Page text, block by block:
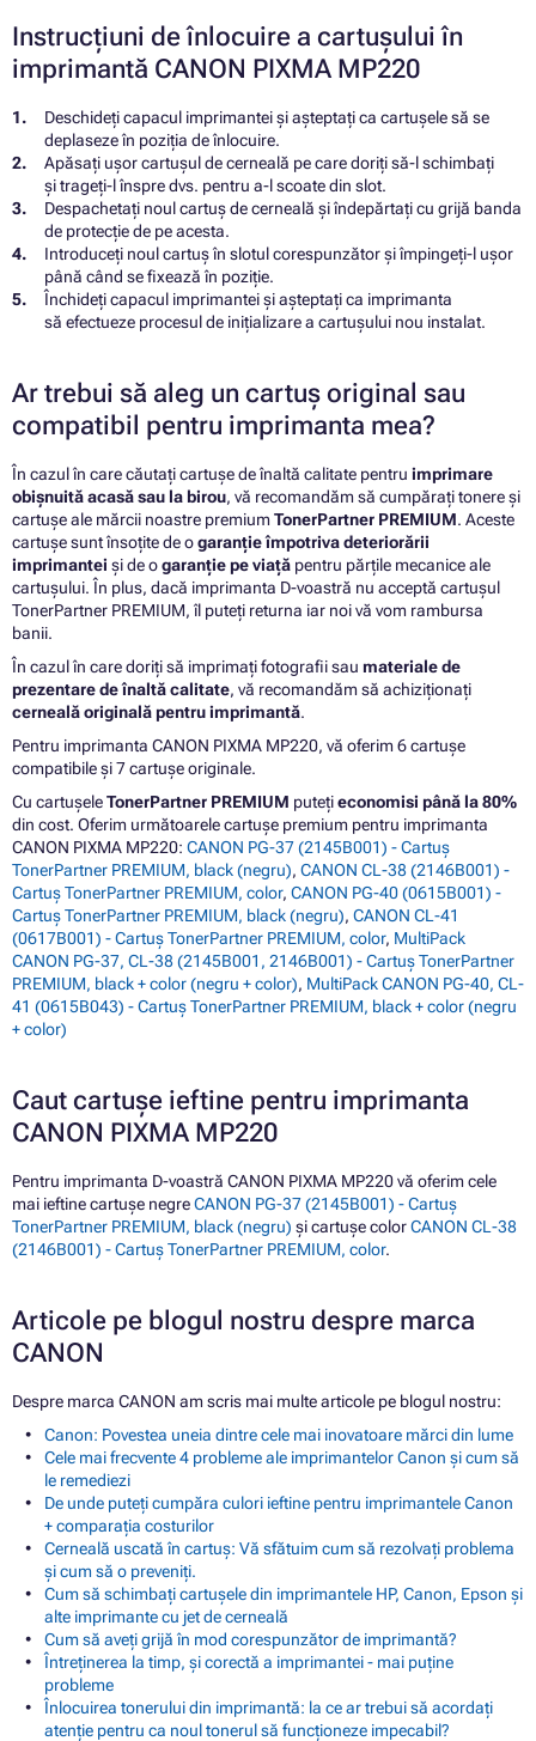
Instrucțiuni de înlocuire a cartușului în
imprimantă CANON PIXMA MP220
Deschideți capacul imprimantei și așteptați ca cartușele să se
deplaseze în poziția de înlocuire.
Apăsați ușor cartușul de cerneală pe care doriți să-l schimbați
și trageți-l înspre dvs. pentru a-l scoate din slot.
Despachetați noul cartuș de cerneală și îndepărtați cu grijă banda
de protecție de pe acesta.
Introduceți noul cartuș în slotul corespunzător și împingeți-l ușor
până când se fixează în poziție.
Închideți capacul imprimantei și așteptați ca imprimanta
să efectueze procesul de inițializare a cartușului nou instalat.
Ar trebui să aleg un cartuș original sau
compatibil pentru imprimanta mea?
În cazul în care căutați cartușe de înaltă calitate pentru imprimare
obișnuită acasă sau la birou, vă recomandăm să cumpărați tonere și
cartușe ale mărcii noastre premiumTonerPartner PREMIUM. Aceste
cartușe sunt însoțite de ogaranție împotriva deteriorării
imprimantei și de ogaranție pe viață pentru părțile mecanice ale
cartușului. În plus, dacă imprimanta D-voastră nu acceptă cartușul
TonerPartner PREMIUM, îl puteți returna iar noi vă vom rambursa
banii.
În cazul în care doriți să imprimați fotografii sau materiale de
prezentare de înaltă calitate, vă recomandăm să achiziționați
cerneală originală pentru imprimantă.
Pentru imprimanta CANON PIXMA MP220, vă oferim 6 cartușe
compatibile și 7 cartușe originale.
Cu cartușeleTonerPartner PREMIUM putețieconomisi până la 80%
din cost. Oferim următoarele cartușe premium pentru imprimanta
CANON PIXMA MP220: CANON PG-37 (2145B001) - Cartuș
TonerPartner PREMIUM, black (negru), CANON CL-38 (2146B001) -
Cartuș TonerPartner PREMIUM, color, CANON PG-40 (0615B001) -
Cartuș TonerPartner PREMIUM, black (negru), CANON CL-41
(0617B001) - Cartuș TonerPartner PREMIUM, color, MultiPack
CANON PG-37, CL-38 (2145B001, 2146B001) - Cartuș TonerPartner
PREMIUM, black + color (negru + color), MultiPack CANON PG-40, CL-
41 (0615B043) - Cartuș TonerPartner PREMIUM, black + color (negru
+ color)
Caut cartușe ieftine pentru imprimanta
CANON PIXMA MP220
Pentru imprimanta D-voastră CANON PIXMA MP220 vă oferim cele
mai ieftine cartușe negreCANON PG-37 (2145B001) - Cartuș
TonerPartner PREMIUM, black (negru) și cartușe colorCANON CL-38
(2146B001) - Cartuș TonerPartner PREMIUM, color.
Articole pe blogul nostru despre marca
CANON
Despre marca CANON am scris mai multe articole pe blogul nostru:
Canon: Povestea uneia dintre cele mai inovatoare mărci din lume
Cele mai frecvente 4 probleme ale imprimantelor Canon și cum să
le remediezi
De unde puteți cumpăra culori ieftine pentru imprimantele Canon
+ comparația costurilor
Cerneală uscată în cartuș: Vă sfătuim cum să rezolvați problema
și cum să o preveniți.
Cum să schimbați cartușele din imprimantele HP, Canon, Epson și
alte imprimante cu jet de cerneală
Cum să aveți grijă în mod corespunzător de imprimantă?
Întreținerea la timp, și corectă a imprimantei - mai puține
probleme
Înlocuirea tonerului din imprimantă: la ce ar trebui să acordați
atenție pentru ca noul tonerul să funcționeze impecabil?